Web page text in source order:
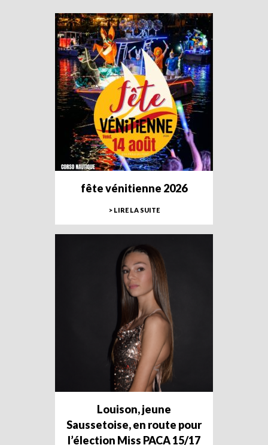
fête vénitienne 2026
> LIRE LA SUITE
Louison, jeune
Saussetoise, en route pour
l’élection Miss PACA 15/17